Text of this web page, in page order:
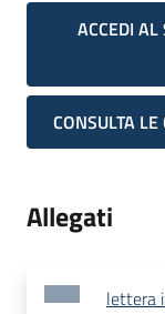
ACCEDI
CONSULTA
Allegati
lettera